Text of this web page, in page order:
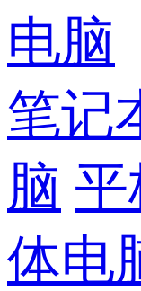
电脑
笔记
脑 平
体电